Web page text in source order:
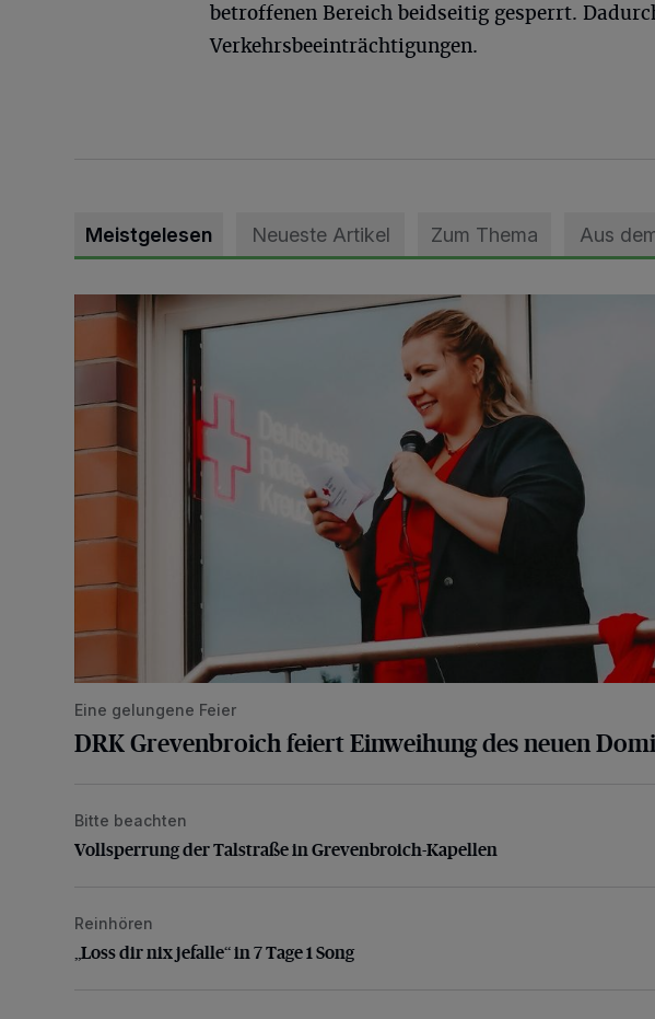
betroffenen Bereich beidseitig gesperrt.
Verkehrsbeeinträchtigungen.
Meistgelesen Neueste Artikel Zum Thema Aus
DRK Grevenbroich feiert Einweihung des neuen Domizils
Eine gelungene Feier
DRK Grevenbroich feiert Einweihung des neuen
Vollsperrung der Talstraße in Grevenbroich-Kapellen
Bitte beachten
Vollsperrung der Talstraße in Grevenbroich-Kapellen
„Loss dir nix jefalle“ in 7 Tage 1 Song
Reinhören
„Loss dir nix jefalle“ in 7 Tage 1 Song